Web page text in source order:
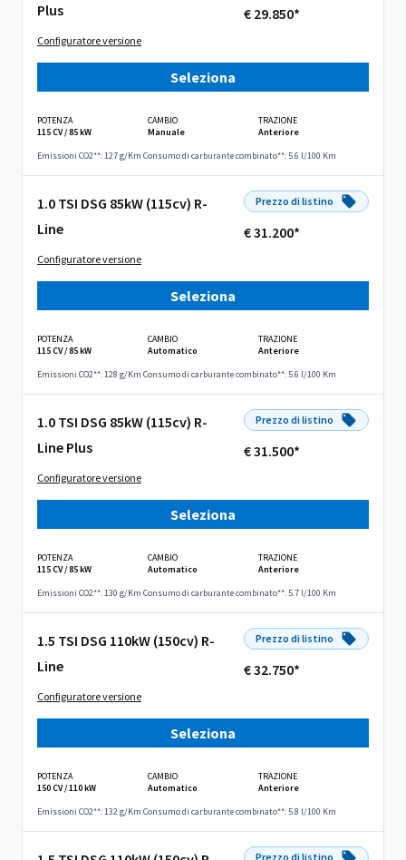
Plus
Configuratore versione
€ 29.850*
Seleziona
POTENZA
115 CV / 85 kW
CAMBIO
Manuale
TRAZIONE
Anteriore
Emissioni CO2**: 127 g/Km Consumo di carburante combinato**: 5.6 l/100 Km
1.0 TSI DSG 85kW (115cv) R-
Line
Configuratore versione
Prezzo di listino
€ 31.200*
Seleziona
POTENZA
115 CV / 85 kW
CAMBIO
Automatico
TRAZIONE
Anteriore
Emissioni CO2**: 128 g/Km Consumo di carburante combinato**: 5.6 l/100 Km
1.0 TSI DSG 85kW (115cv) R-
Line Plus
Configuratore versione
Prezzo di listino
€ 31.500*
Seleziona
POTENZA
115 CV / 85 kW
CAMBIO
Automatico
TRAZIONE
Anteriore
Emissioni CO2**: 130 g/Km Consumo di carburante combinato**: 5.7 l/100 Km
1.5 TSI DSG 110kW (150cv) R-
Line
Configuratore versione
Prezzo di listino
€ 32.750*
Seleziona
POTENZA
150 CV / 110 kW
CAMBIO
Automatico
TRAZIONE
Anteriore
Emissioni CO2**: 132 g/Km Consumo di carburante combinato**: 5.8 l/100 Km
Prezzo di listino